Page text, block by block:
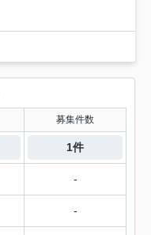
募集件数
1件
-
-